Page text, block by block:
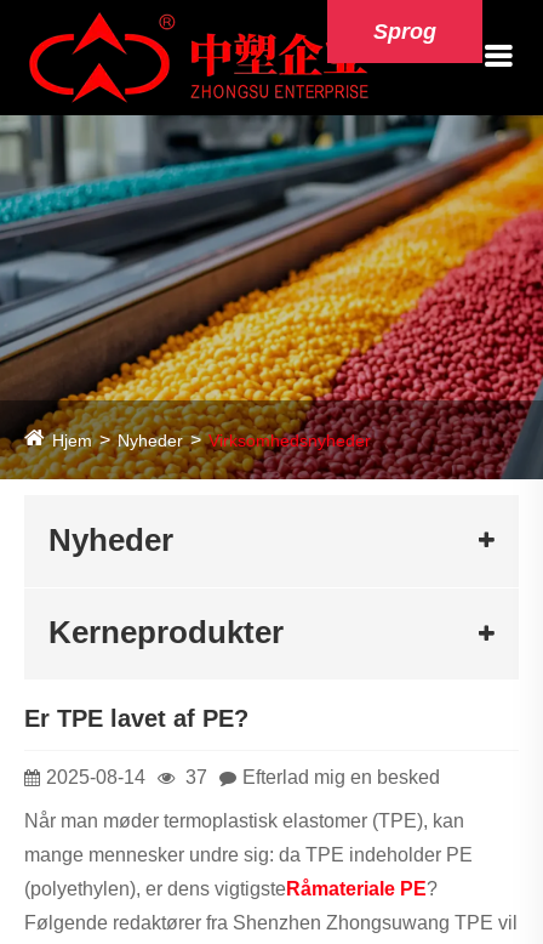
Sprog
Hjem Nyheder Virksomhedsnyheder
Nyheder
Kerneprodukter
Er TPE lavet af PE?
2025-08-14 37 Efterlad mig en besked
Når man møder termoplastisk elastomer (TPE), kan
mange mennesker undre sig: da TPE indeholder PE
(polyethylen), er dens vigtigsteRåmateriale PE?
Følgende redaktører fra Shenzhen Zhongsuwang TPE vil